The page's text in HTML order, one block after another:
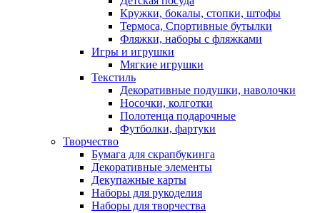
Кружки, бокалы, стопки, штофы
Термоса, Спортивные бутылки
Фляжки, наборы с фляжками
Игры и игрушки
Мягкие игрушки
Текстиль
Декоративные подушки, наволочки
Носочки, колготки
Полотенца подарочные
Футболки, фартуки
Творчество
Бумага для скрапбукинга
Декоративные элементы
Декупажные карты
Наборы для рукоделия
Наборы для творчества